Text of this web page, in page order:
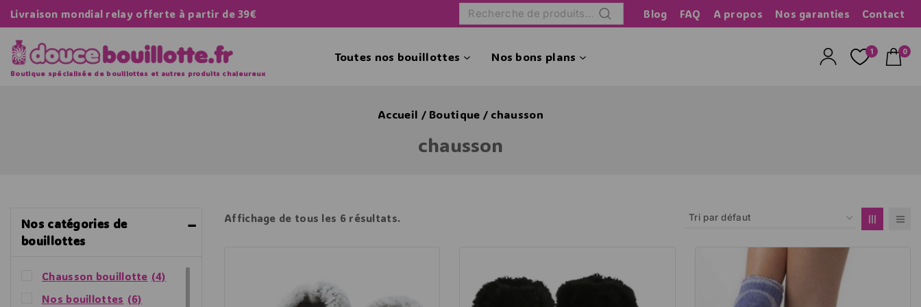
Livraison mondial relay offerte à partir de 39€ RechercheBlog FAQ A propos Nos garanties Contact
Boutique spécialisée de bouillottes et autres produits chaleureux
Toutes nos bouillottes Nos bons plans 1 0
Accueil / Boutique / chausson
chausson
Affichage de tous les 6résultats.
Nos catégories de
bouillottes
Chausson bouillotte (4)
Nos bouillottes (6)